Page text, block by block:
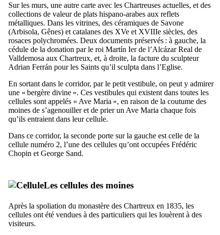
Sur les murs, une autre carte avec les Chartreuses actuelles, et des
collections de valeur de plats hispano-arabes aux reflets
métalliques. Dans les vitrines, des céramiques de Savone
(Arbisola, Gênes) et catalanes des XVe et XVIIIe siècles, des
rosaces polychromées. Deux documents préservés : à gauche, la
cédule de la donation par le roi Martín Ierde l’Alcázar Real de
Valldemosa aux Chartreux, et, à droite, la facture du sculpteur
Adrian Ferrán pour les Saints qu’il sculpta dans l’Eglise.
En sortant dans le corridor, par le petit vestibule, on peut y admirer
une « bergère divine ». Ces vestibules qui existent dans toutes les
cellules sont appelés « Ave Maria », en raison de la coutume des
moines de s’agenouiller et de prier un Ave Maria chaque fois
qu’ils entraient dans leur cellule.
Dans ce corridor, la seconde porte sur la gauche est celle de la
cellule numéro 2, l’une des cellules qu’ont occupées Frédéric
Chopin et George Sand.
Les cellules des moines
Après la spoliation du monastère des Chartreux en 1835, les
cellules ont été vendues à des particuliers qui les louèrent à des
visiteurs.